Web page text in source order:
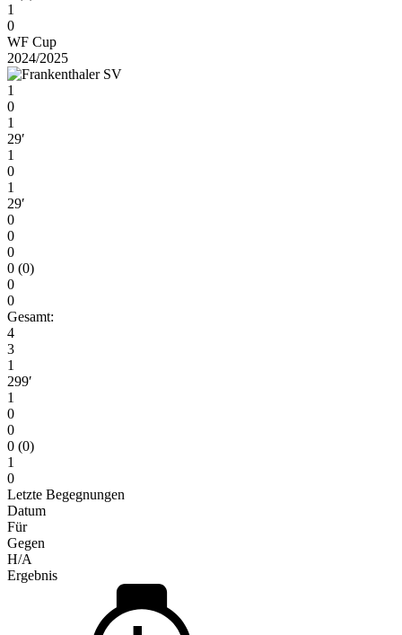
1
0
WF Cup
2024/2025
1
0
1
29′
1
0
1
29′
0
0
0
0 (0)
0
0
Gesamt:
4
3
1
299′
1
0
0
0 (0)
1
0
Letzte Begegnungen
Datum
Für
Gegen
H/A
Ergebnis